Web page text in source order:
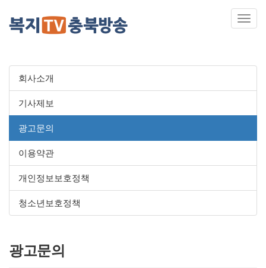
회사소개
기사제보
광고문의
이용약관
개인정보보호정책
청소년보호정책
광고문의